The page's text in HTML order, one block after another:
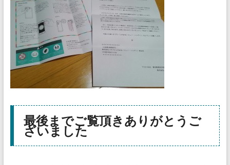
最後までご覧頂きありがとうご
ざいました